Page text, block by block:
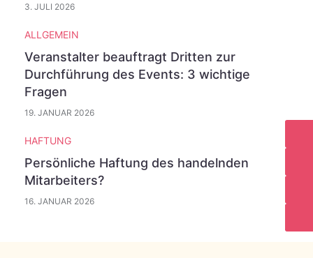
3. JULI 2026
ALLGEMEIN
Veranstalter beauftragt Dritten zur
Durchführung des Events: 3 wichtige
Fragen
19. JANUAR 2026
HAFTUNG
Persönliche Haftung des handelnden
Mitarbeiters?
16. JANUAR 2026